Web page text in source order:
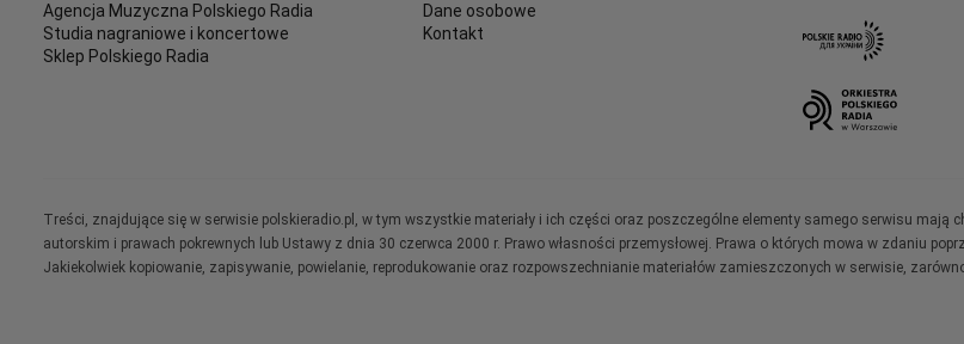
Agencja Muzyczna Polskiego Radia
Studia nagraniowe i koncertowe
Sklep Polskiego Radia
Dane osobowe
Kontakt
Treści, znajdujące się w serwisie polskieradio.pl, w tym wszystkie materiały i ich części oraz poszczególne elementy samego serwisu mają
autorskim i prawach pokrewnych lub Ustawy z dnia 30 czerwca 2000 r. Prawo własności przemysłowej. Prawa o których mowa w zdaniu
Jakiekolwiek kopiowanie, zapisywanie, powielanie, reprodukowanie oraz rozpowszechnianie materiałów zamieszczonych w serwisie,